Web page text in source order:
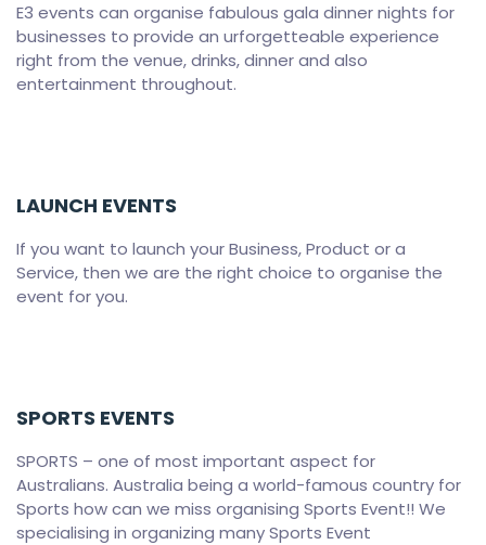
E3 events can organise fabulous gala dinner nights for
businesses to provide an urforgetteable experience
right from the venue, drinks, dinner and also
entertainment throughout.
LAUNCH EVENTS
If you want to launch your Business, Product or a
Service, then we are the right choice to organise the
event for you.
SPORTS EVENTS
SPORTS – one of most important aspect for
Australians. Australia being a world-famous country for
Sports how can we miss organising Sports Event!! We
specialising in organizing many Sports Event